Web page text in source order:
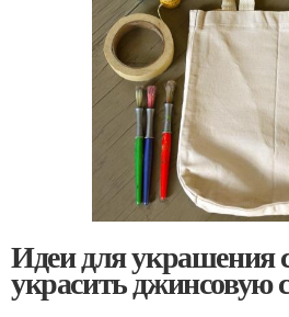
Идеи для украшения
украсить джинсовую